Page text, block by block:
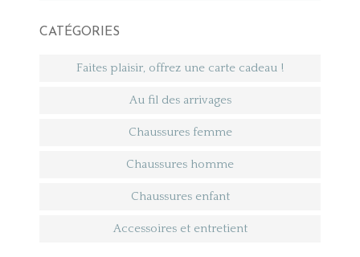
CATÉGORIES
Faites plaisir, offrez une carte cadeau !
Au fil des arrivages
Chaussures femme
Chaussures homme
Chaussures enfant
Accessoires et entretient